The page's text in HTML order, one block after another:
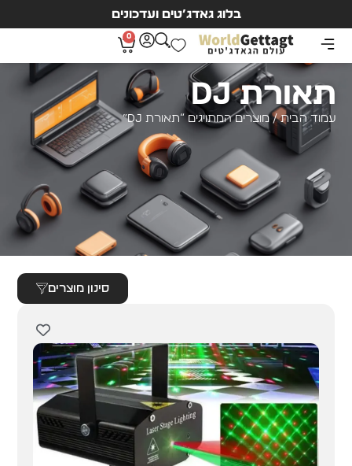
בלוג גאדג’טים ועדכונים
0
תאורת DJ
עמוד הבית/ מוצרים המתויגים “תאורת DJ”
סינון מוצרים